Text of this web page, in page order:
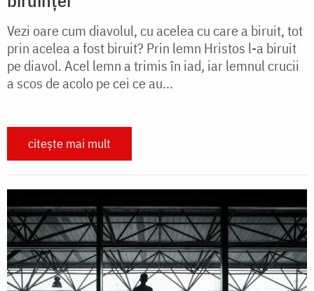
Vezi oare cum diavolul, cu acelea cu care a biruit, tot
prin acelea a fost biruit? Prin lemn Hristos l-a biruit
pe diavol. Acel lemn a trimis în iad, iar lemnul crucii
a scos de acolo pe cei ce au...
citește mai mult